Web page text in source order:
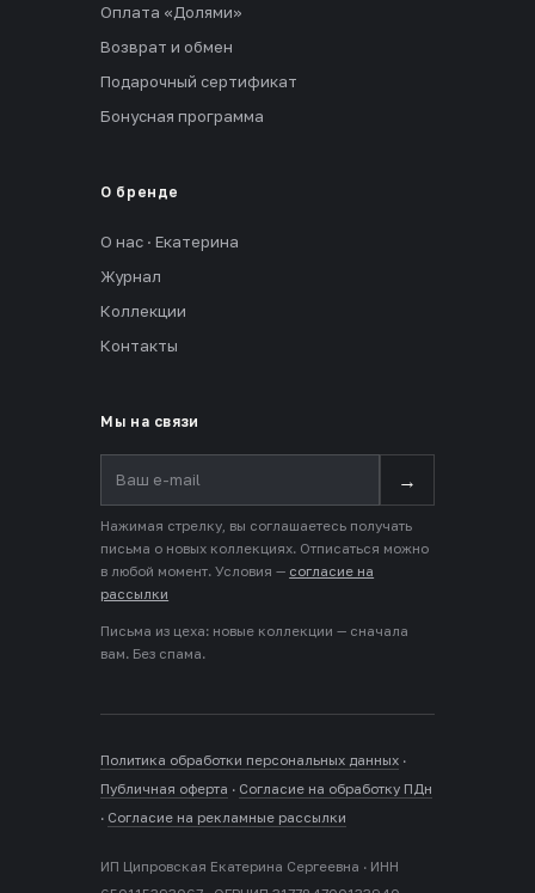
Оплата «Долями»
Возврат и обмен
Подарочный сертификат
Бонусная программа
О бренде
О нас · Екатерина
Журнал
Коллекции
Контакты
Мы на связи
→
Нажимая стрелку, вы соглашаетесь получать
письма о новых коллекциях. Отписаться можно
в любой момент. Условия — согласие на
рассылки
Письма из цеха: новые коллекции — сначала
вам. Без спама.
Политика обработки персональных данных ·
Публичная оферта · Согласие на обработку ПДн
· Согласие на рекламные рассылки
ИП Ципровская Екатерина Сергеевна · ИНН